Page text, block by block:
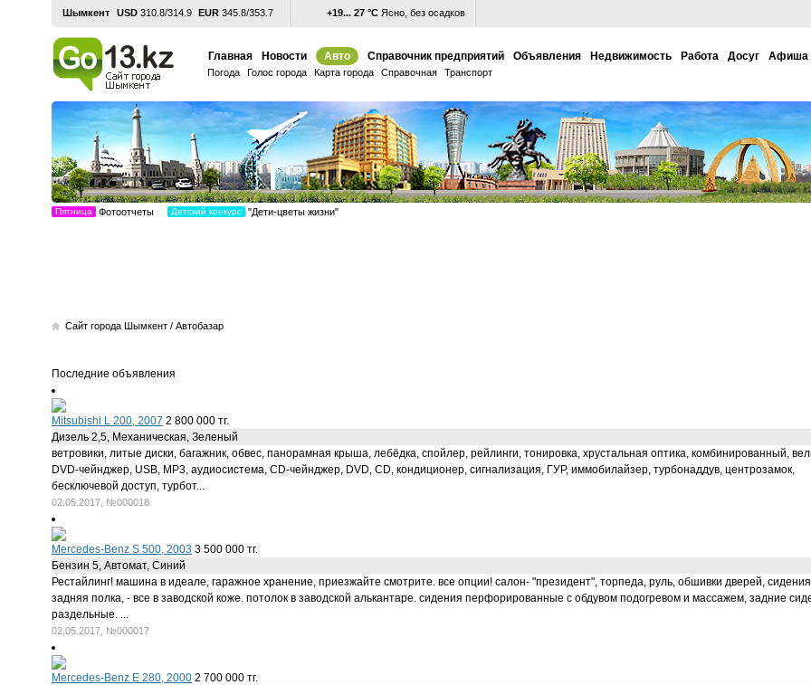
Шымкент USD 310.8/314.9 EUR 345.8/353.7 +19... 27 °С Ясно, без осадков
Главная Новости Авто Справочник предприятий Объявления Недвижимость Работа Досуг Афиша
Погода Голос города Карта города Справочная Транспорт
Пятница Фотоотчеты Детский конкурс "Дети-цветы жизни"
Cайт города Шымкент / Автобазар
Последние объявления
Mitsubishi L 200, 2007 2 800 000 тг.
Дизель 2,5, Механическая, Зеленый
ветровики, литые диски, багажник, обвес, панорамная крыша, лебёдка, спойлер, рейлинги, тонировка, хрустальная оптика, комбинированный,
DVD-чейнджер, USB, MP3, аудиосистема, CD-чейнджер, DVD, CD, кондиционер, сигнализация, ГУР, иммобилайзер, турбонаддув, центрозамок,
бесключевой доступ, турбот...
02.05.2017, №000018
Mercedes-Benz S 500, 2003 3 500 000 тг.
Бензин 5, Автомат, Синий
Рестайлинг! машина в идеале, гаражное хранение, приезжайте смотрите. все опции! салон- "президент", торпеда, руль, обшивки дверей,
задняя полка, - все в заводской коже. потолок в заводской алькантаре. сидения перфорированные с обдувом подогревом и массажем, задние
раздельные. ...
02.05.2017, №000017
Mercedes-Benz E 280, 2000 2 700 000 тг.